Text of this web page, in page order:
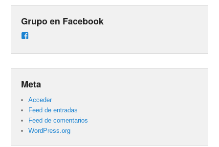
Grupo en Facebook
en
Meta
Acceder
Feed de entradas
Feed de comentarios
WordPress.org